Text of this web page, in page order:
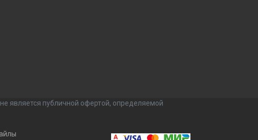
является публичной офертой, определяемой